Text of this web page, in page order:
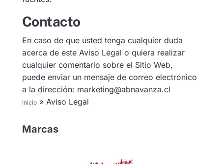
Contacto
En caso de que usted tenga cualquier duda
acerca de este Aviso Legal o quiera realizar
cualquier comentario sobre el Sitio Web,
puede enviar un mensaje de correo electrónico
a la dirección: marketing@abnavanza.cl
Inicio» Aviso Legal
Marcas